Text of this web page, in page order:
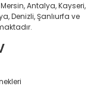
Antalya, Kayseri,
Denizli, Şanlıurfa ve